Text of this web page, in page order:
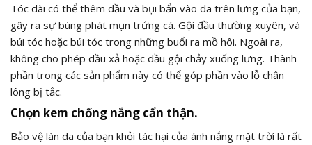
Tóc dài có thể thêm dầu và bụi bẩn vào da trên lưng của bạn,
gây ra sự bùng phát mụn trứng cá. Gội đầu thường xuyên, và
búi tóc hoặc búi tóc trong những buổi ra mồ hôi. Ngoài ra,
không cho phép dầu xả hoặc dầu gội chảy xuống lưng. Thành
phần trong các sản phẩm này có thể góp phần vào lỗ chân
lông bị tắc.
Chọn kem chống nắng cẩn thận.
Bảo vệ làn da của bạn khỏi tác hại của ánh nắng mặt trời là rất